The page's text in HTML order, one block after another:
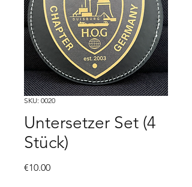
SKU: 0020
Untersetzer Set (4
Stück)
€10.00Price